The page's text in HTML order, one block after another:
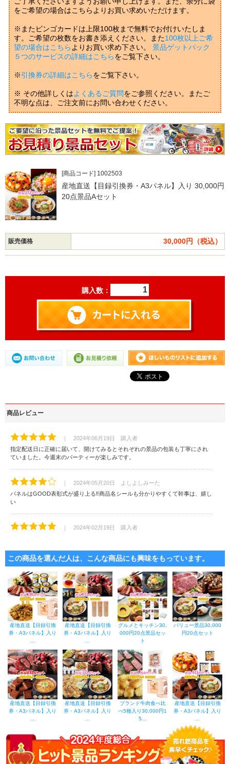
をご希望の場合はこちらよりお買い求めいただけます。
※またビンゴカードは上限100枚まで無料でお付けいたしま
す。ご希望の枚数をお書き添えください。また100枚以上ご希
望の場合はこちら よりお買い求め下さい。景品ゲットパック
５つのサービスの詳細はこちらをご覧下さい。
※引換券の詳細はこちらをご覧下さい。
※ その他詳しくはよくあるご質問をご参照ください。またご
不明な点は、ご注文前にお問い合わせください。
[商品コード] 1002503
産地直送【目録引換券・A3パネル】入り 30,000円
20点景品Aセット
販売価格 30,000円（税込）
購入数：
商品レビュー
｜ 2024年06月19日 購入者
指定配送日に正確に届いて、開けてみるとそれぞれの景品の包装も丁寧にされ
ていました。今週末のパーティーが楽しみです。
｜ 2024年05月20日 よしよしみーた
パネルはGOOD表彰式が盛り上る‼️商品名シールも分かりやすくて幹事は、嬉し
い
｜ 2024年02月19日 購入者
｜ 2024年01月17日 購入者
ビンゴの景品で購入しました。メインはいらなかったので良かったです。
｜ 2023年11月10日 Q17
ゴルフコンペの景品用に購入しました。
商品毎にラッピングされており助かりました。
来賓にもご満足いただけたと思います。
また購入したいと思います。
この商品を選んだ人は、こんな商品にも興味をもっています。
産地直送【目録引換
券・A3パネル】入り
産地直送【目録引換
券・A3パネル】入り
グルメとキッチン30,
000円20点景品セッ
ト
バリュー景品30,000
円20点セット
産地直送【目録引換
券・A3パネル】入り
産地直送【目録引換
券・A3パネル】入り
ブランド牛肉食べ比
べ5種入り30,000円1
5...
産地直送【目録引換
券・A3パネル】入り